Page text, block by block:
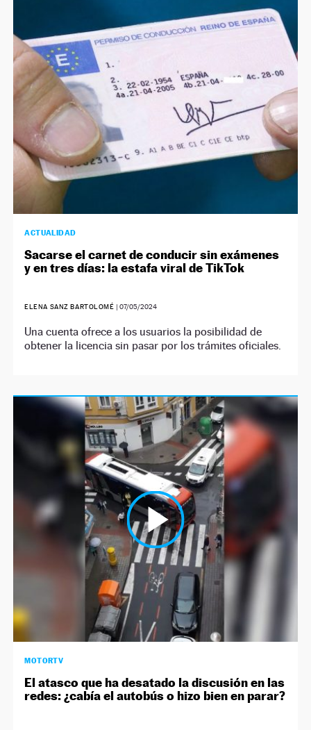
ACTUALIDAD
Sacarse el carnet de conducir sin exámenes
y en tres días: la estafa viral de TikTok
ELENA SANZ BARTOLOMÉ | 07/05/2024
Una cuenta ofrece a los usuarios la posibilidad de
obtener la licencia sin pasar por los trámites oficiales.
MOTORTV
El atasco que ha desatado la discusión en las
redes: ¿cabía el autobús o hizo bien en parar?